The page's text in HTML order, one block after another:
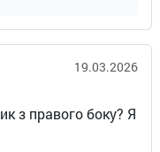
19.03.2026
з правого боку? Я